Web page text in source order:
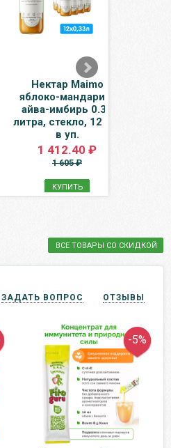
Нектар Maimo
яблоко-мандарин-
айва-имбирь 0.33
литра, стекло, 12 шт.
в уп.
1 412.40 ₽
1 605 ₽
КУПИТЬ
ВСЕ ТОВАРЫ СО СКИДКОЙ
ЗАДАТЬ ВОПРОС ОТЗЫВЫ
-5%